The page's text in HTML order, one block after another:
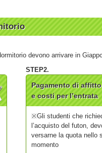
devono arrivare in
Pagamento di affitto
e costi per l’entrata
※Gli studenti che
l’acquisto del futon,
versarne la quota nello
momento